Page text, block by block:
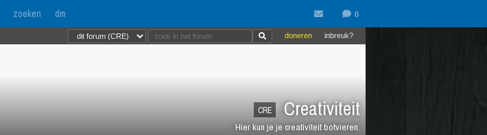
zoeken dm
CRE Creativiteit
Hier kun je je creativiteit botvieren.
inbreuk?
doneren